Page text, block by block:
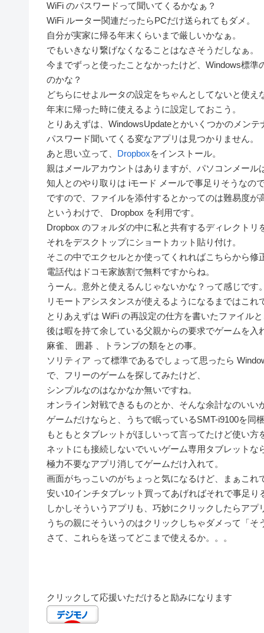
WiFi のパスワードって聞いてくるかなぁ？
WiFi ルーター関連だったらPCだけ送られてもダメ。
自分が実家に帰る年末くらいまで厳しいかなぁ。
でもいきなり繋げなくなることはなさそうだしなぁ。
今までずっと使ったことなかったけど、Windows標
のかな？
どちらにせよルータの設定をちゃんとしてないと使え
年末に帰った時に使えるように設定しておこう。
とりあえずは、WindowsUpdateとかいくつかのメン
パスワード聞いてくる変なアプリは見つかりません。
あと思い立って、 Dropboxをインストール。
親はメールアカウントはありますが、パソコンメール
知人とのやり取りは iモード メールで事足りそうなの
ですので、ファイルを添付するとかってのは難易度が
というわけで、 Dropbox を利用です。
Dropbox のフォルダの中に私と共有するディレクトリ
それをデスクトップにショートカット貼り付け。
そこの中でエクセルとか使ってくれればこちらから
電話代はドコモ家族割で無料ですからね。
うーん。意外と使えるんじゃないかな？って感じです
リモートアシスタンスが使えるようになるまではこれ
とりあえずは WiFi の再設定の仕方を書いたファイル
後は暇を持て余している父親からの要求でゲームを入
麻雀、 囲碁 、トランプの類をとの事。
ソリティア って標準であるでしょって思ったら
で、フリーのゲームを探してみたけど、
シンプルなのはなかなか無いですね。
オンライン対戦できるものとか、そんな余計なのい
ゲームだけならと、うちで眠っているSMT-i9100を同
もともとタブレットがほしいって言ってたけど使い
ネットにも接続しないでいいゲーム専用タブレットな
極力不要なアプリ消してゲームだけ入れて。
画面がちっこいのがちょっと気になるけど、まぁこれ
安い10インチタブレット買ってあげればそれで事足り
しかしそういうアプリも、巧妙にクリックしたらア
うちの親にそういうのはクリックしちゃダメって「
さて、これらを送ってどこまで使えるか。。。
クリックして応援いただけると励みになります